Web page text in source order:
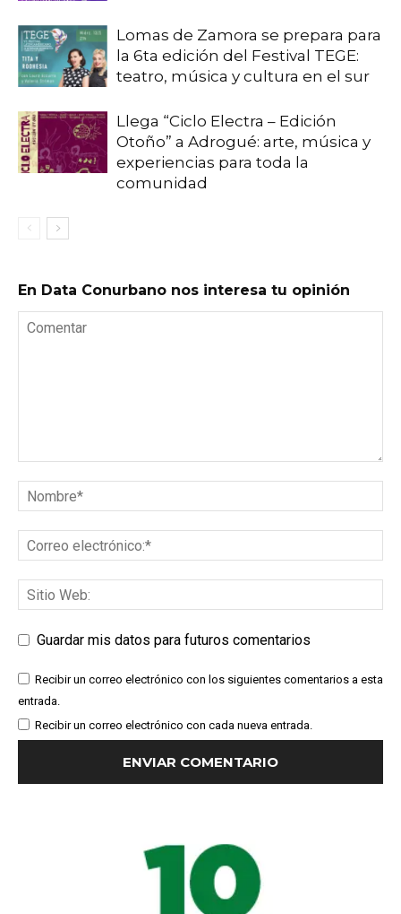
Lomas de Zamora se prepara para
la 6ta edición del Festival TEGE:
teatro, música y cultura en el sur
Llega “Ciclo Electra – Edición
Otoño” a Adrogué: arte, música y
experiencias para toda la
comunidad
En Data Conurbano nos interesa tu opinión
Guardar mis datos para futuros comentarios
Recibir un correo electrónico con los siguientes comentarios a esta
entrada.
Recibir un correo electrónico con cada nueva entrada.